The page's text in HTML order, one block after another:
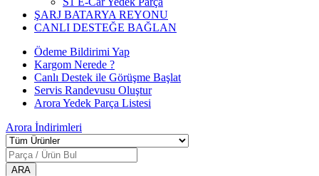
ŞARJ BATARYA REYONU
CANLI DESTEĞE BAĞLAN
Ödeme Bildirimi Yap
Kargom Nerede ?
Canlı Destek ile Görüşme Başlat
Servis Randevusu Oluştur
Arora Yedek Parça Listesi
Arora İndirimleri